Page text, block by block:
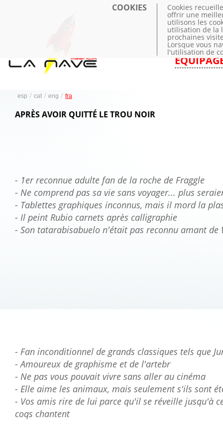
COOKIES Cookies
offrir une
utilisons les
utilisation de la
prochaines
Lorsque vous
l'utilisation de
esp / cat / eng / fra
APRÈS AVOIR QUITTÉ LE TROU NOIR
- 1er reconnue adulte fan de la roche de Fraggle
- Ne comprend pas sa vie sans voyager... plus
- Tablettes graphiques inconnus, mais il mord la
- Il peint Rubio carnets après calligraphie
- Son tatarabisabuelo n'était pas reconnu amant de
- Fan inconditionnel de grands classiques tels que
- Amoureux de graphisme et de l'artebr
- Ne pas vous pouvait vivre sans aller au cinéma
- Elle aime les animaux, mais seulement s'ils sont
- Vos amis rire de lui parce qu'il se réveille jusqu'à
coqs chantent